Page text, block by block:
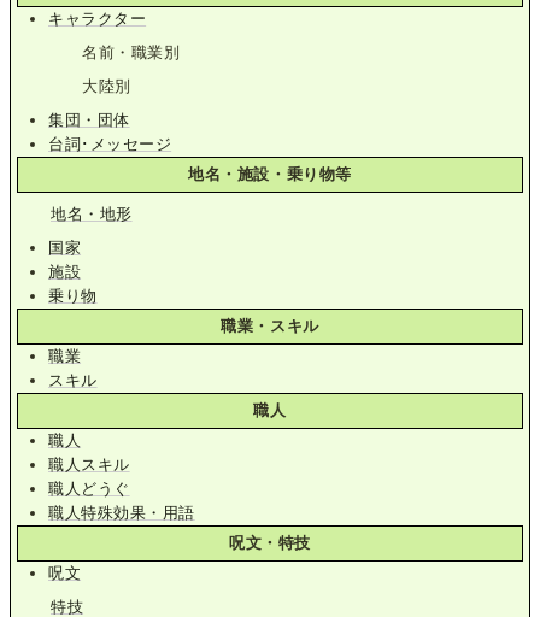
キャラクター
名前・職業別
大陸別
集団・団体
台詞･メッセージ
地名・施設・乗り物等
地名・地形
国家
施設
乗り物
職業・スキル
職業
スキル
職人
職人
職人スキル
職人どうぐ
職人特殊効果・用語
呪文・特技
呪文
特技